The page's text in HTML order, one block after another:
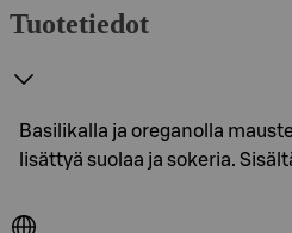
Tuotetiedot
Basilikalla ja oreganolla
lisättyä suolaa ja sokeria.